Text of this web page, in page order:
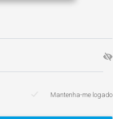
Mantenha-me logado